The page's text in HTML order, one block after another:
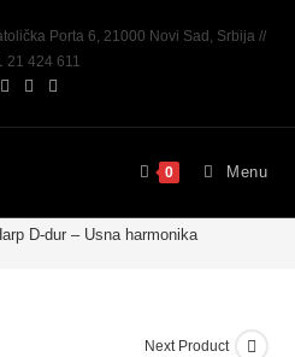
Porta 6, 21000 Novi Sad, Srbija //
21 424 611
0 Menu
D-dur – Usna harmonika
Next Product